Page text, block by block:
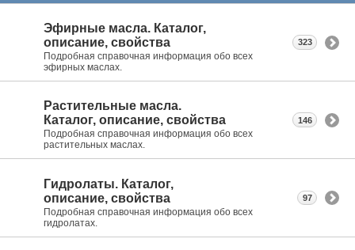
Эфирные масла. Каталог,
описание, свойства
Подробная справочная информация обо всех
эфирных маслах.
323
Растительные масла.
Каталог, описание, свойства
Подробная справочная информация обо всех
растительных маслах.
146
Гидролаты. Каталог,
описание, свойства
Подробная справочная информация обо всех
гидролатах.
97